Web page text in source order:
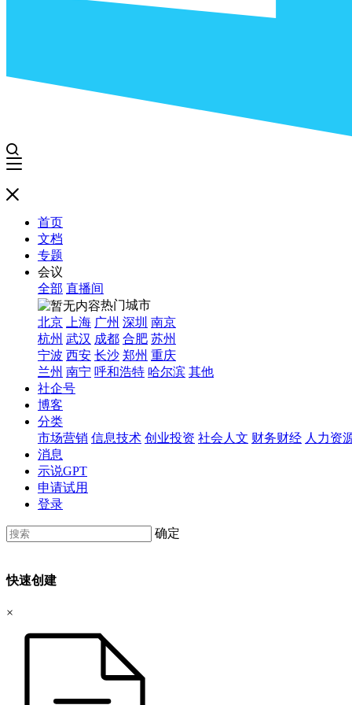
首页
文档
专题
会议
全部 直播间
热门城市
北京
上海 广州 深圳 南京
杭州 武汉 成都 合肥 苏州
宁波 西安 长沙 郑州 重庆
兰州 南宁 呼和浩特 哈尔滨 其他
社企号
博客
分类
市场营销 信息技术 创业投资 社会人文 财务财经 人力资
消息
示说GPT
申请试用
登录
确定
快速创建
×